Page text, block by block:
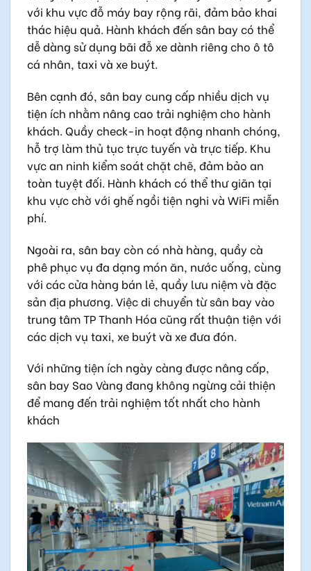
với khu vực đỗ máy bay rộng rãi, đảm bảo khai
thác hiệu quả. Hành khách đến sân bay có thể
dễ dàng sử dụng bãi đỗ xe dành riêng cho ô tô
cá nhân, taxi và xe buýt.
Bên cạnh đó, sân bay cung cấp nhiều dịch vụ
tiện ích nhằm nâng cao trải nghiệm cho hành
khách. Quầy check-in hoạt động nhanh chóng,
hỗ trợ làm thủ tục trực tuyến và trực tiếp. Khu
vực an ninh kiểm soát chặt chẽ, đảm bảo an
toàn tuyệt đối. Hành khách có thể thư giãn tại
khu vực chờ với ghế ngồi tiện nghi và WiFi miễn
phí.
Ngoài ra, sân bay còn có nhà hàng, quầy cà
phê phục vụ đa dạng món ăn, nước uống, cùng
với các cửa hàng bán lẻ, quầy lưu niệm và đặc
sản địa phương. Việc di chuyển từ sân bay vào
trung tâm TP Thanh Hóa cũng rất thuận tiện với
các dịch vụ taxi, xe buýt và xe đưa đón.
Với những tiện ích ngày càng được nâng cấp,
sân bay Sao Vàng đang không ngừng cải thiện
để mang đến trải nghiệm tốt nhất cho hành
khách